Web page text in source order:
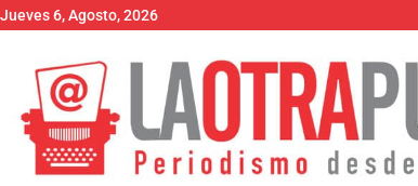
Jueves 6, Agosto, 2026